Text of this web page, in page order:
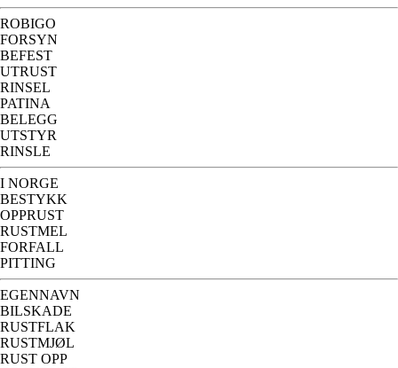
ROBIGO
FORSYN
BEFEST
UTRUST
RINSEL
PATINA
BELEGG
UTSTYR
RINSLE
I NORGE
BESTYKK
OPPRUST
RUSTMEL
FORFALL
PITTING
EGENNAVN
BILSKADE
RUSTFLAK
RUSTMJØL
RUST OPP